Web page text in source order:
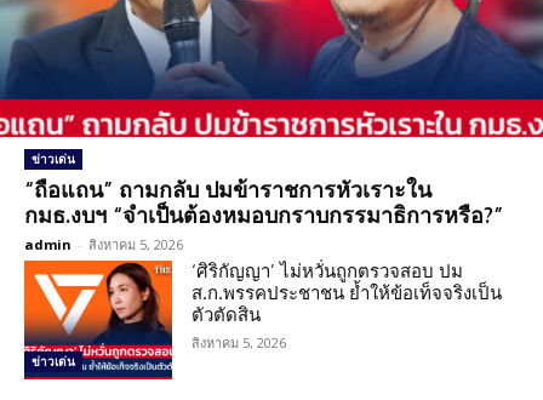
ข่าวเด่น
“ถือแถน” ถามกลับ ปมข้าราชการหัวเราะใน
กมธ.งบฯ “จำเป็นต้องหมอบกราบกรรมาธิการหรือ?”
admin - สิงหาคม 5, 2026
ข่าวเด่น
‘ศิริกัญญา’ ไม่หวั่นถูกตรวจสอบ ปม
ส.ก.พรรคประชาชน ย้ำให้ข้อเท็จจริงเป็น
ตัวตัดสิน
สิงหาคม 5, 2026